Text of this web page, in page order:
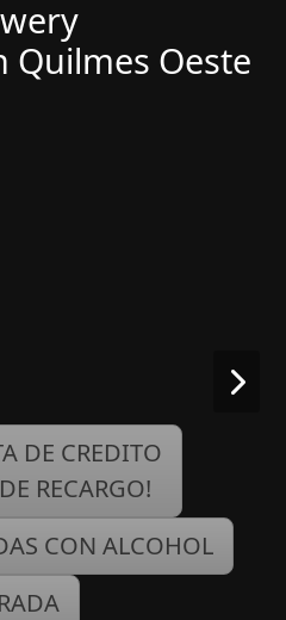
Quilmes Oeste
DE CREDITO
RECARGO!
CON ALCOHOL